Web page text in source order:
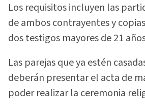
Los requisitos incluyen las
de ambos contrayentes y
dos testigos mayores de 21
Las parejas que ya estén
deberán presentar el acta de
poder realizar la ceremonia